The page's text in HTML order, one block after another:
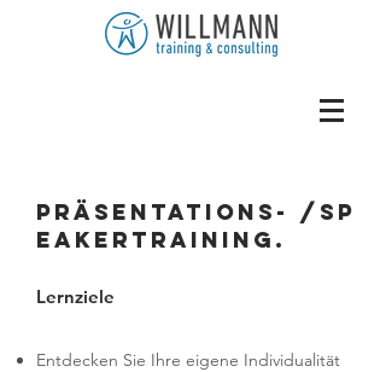
Präsentations- /Sp
eakertraining.
Lernziele
Entdecken Sie Ihre eigene Individualität